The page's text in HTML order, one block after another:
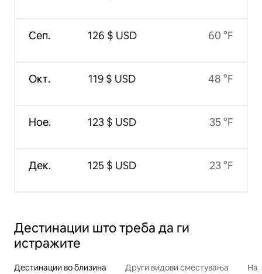
Сеп.
Окт.
Ное.
Дек.
126 $ USD
119 $ USD
123 $ USD
125 $ USD
60 °F
48 °F
35 °F
23 °F
Дестинации што треба да ги
истражите
Дестинации во близина Други видови сместувања